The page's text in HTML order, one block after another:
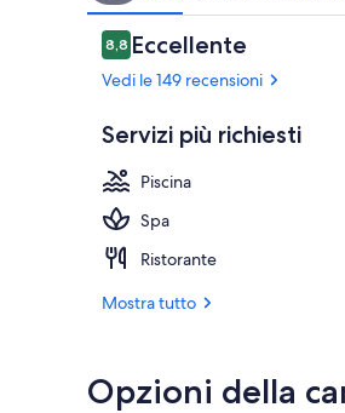
Recensioni
8,88,8 su 10
Eccellente
Vedi le 149 recensioni
Servizi più richiesti
Piscina
Spa
Ristorante
Mostra tutto
Opzioni della